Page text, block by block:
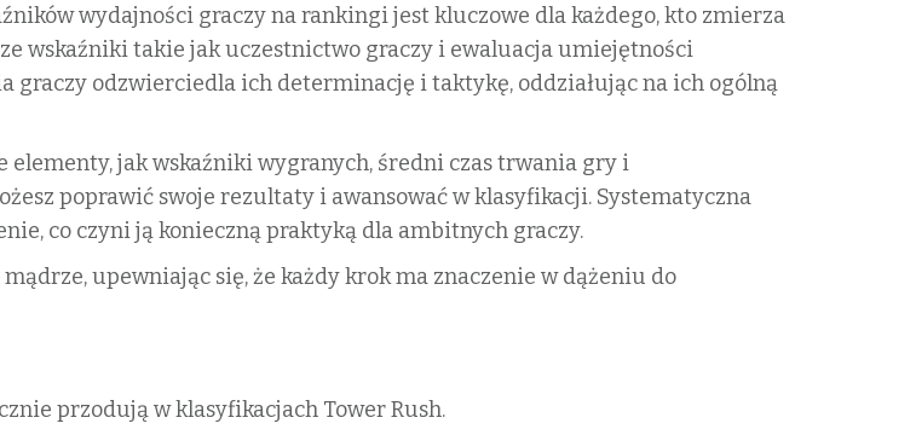
wydajności graczy na rankingi jest kluczowe dla każdego, kto zmierza
wskaźniki takie jak uczestnictwo graczy i ewaluacja umiejętności
graczy odzwierciedla ich determinację i taktykę, oddziałując na ich ogólną
jak wskaźniki wygranych, średni czas trwania gry i
poprawić swoje rezultaty i awansować w klasyfikacji. Systematyczna
co czyni ją konieczną praktyką dla ambitnych graczy.
upewniając się, że każdy krok ma znaczenie w dążeniu do
przodują w klasyfikacjach Tower Rush.